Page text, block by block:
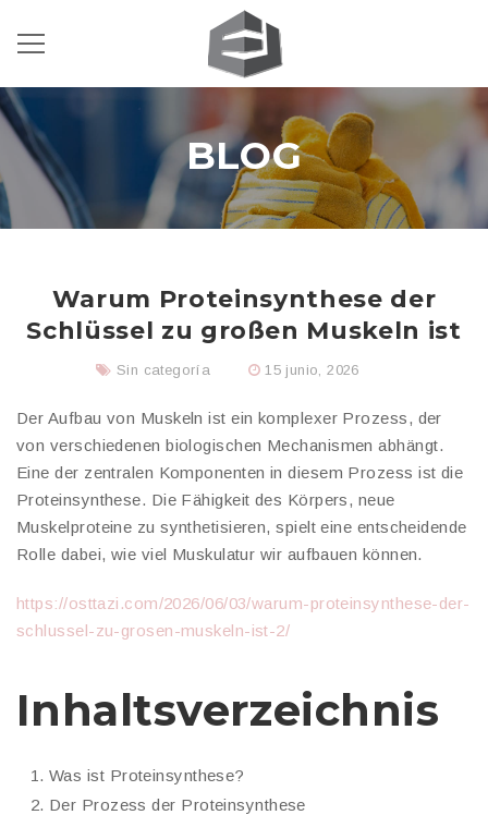
BLOG
Warum Proteinsynthese der
Schlüssel zu großen Muskeln ist
Sin categoría 15 junio, 2026
Der Aufbau von Muskeln ist ein komplexer Prozess, der
von verschiedenen biologischen Mechanismen abhängt.
Eine der zentralen Komponenten in diesem Prozess ist die
Proteinsynthese. Die Fähigkeit des Körpers, neue
Muskelproteine zu synthetisieren, spielt eine entscheidende
Rolle dabei, wie viel Muskulatur wir aufbauen können.
https://osttazi.com/2026/06/03/warum-proteinsynthese-der-
schlussel-zu-grosen-muskeln-ist-2/
Inhaltsverzeichnis
Was ist Proteinsynthese?
Der Prozess der Proteinsynthese